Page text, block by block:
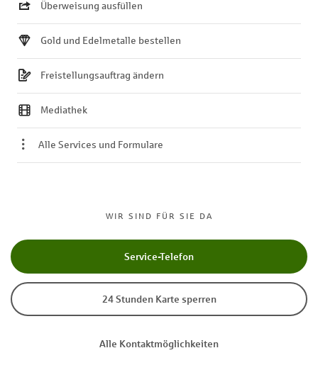
WIR SIND FÜR SIE DA
Service-Telefon
24 Stunden Karte sperren
Alle Kontaktmöglichkeiten
Überweisung ausfüllen
Gold und Edelmetalle bestellen
Freistellungsauftrag ändern
Mediathek
Alle Services und Formulare